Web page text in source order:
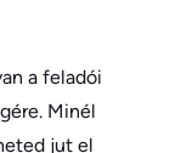
a feladói
Minél
jut el